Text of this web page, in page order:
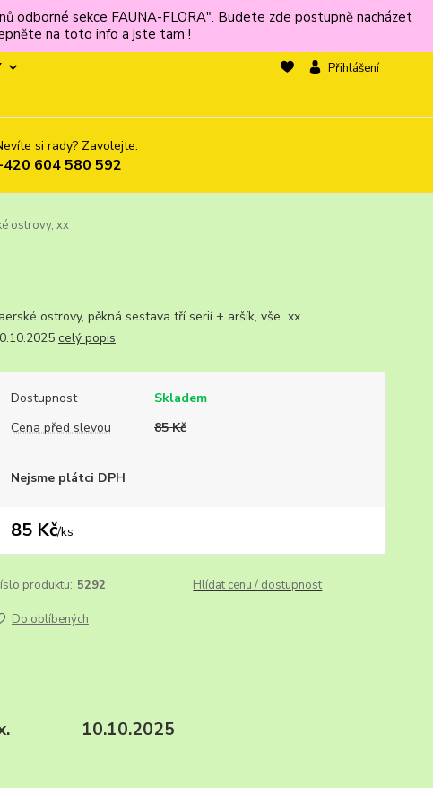
odborné sekce FAUNA-FLORA". Budete zde postupně nacházet
na toto info a jste tam !
Přihlášení
si rady? Zavolejte.
604 580 592
ostrovy, xx
ostrovy, pěkná sestava tří serií + aršík, vše xx.
celý popis
Dostupnost
Skladem
Cena před slevou
85 Kč
Nejsme plátci DPH
85 Kč/ks
produktu: 5292 Hlídat cenu / dostupnost
Do oblíbených
xx. 10.10.2025